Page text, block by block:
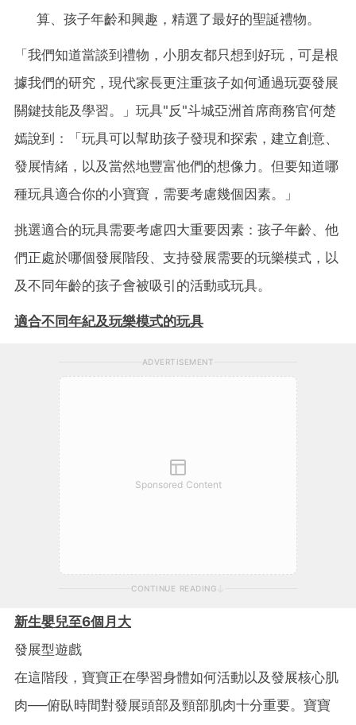
算、孩子年齡和興趣，精選了最好的聖誕禮物。
「我們知道當談到禮物，小朋友都只想到好玩，可是根
據我們的研究，現代家長更注重孩子如何通過玩耍發展
關鍵技能及學習。」玩具"反"斗城亞洲首席商務官何楚
嫣說到：「玩具可以幫助孩子發現和探索，建立創意、
發展情緒，以及當然地豐富他們的想像力。但要知道哪
種玩具適合你的小寶寶，需要考慮幾個因素。」
挑選適合的玩具需要考慮四大重要因素：孩子年齡、他
們正處於哪個發展階段、支持發展需要的玩樂模式，以
及不同年齡的孩子會被吸引的活動或玩具。
適合不同年紀及玩樂模式的玩具
ADVERTISEMENT
Sponsored Content
CONTINUE READING
新生嬰兒至6個月大
發展型遊戲
在這階段，寶寶正在學習身體如何活動以及發展核心肌
肉──俯臥時間對發展頭部及頸部肌肉十分重要。寶寶